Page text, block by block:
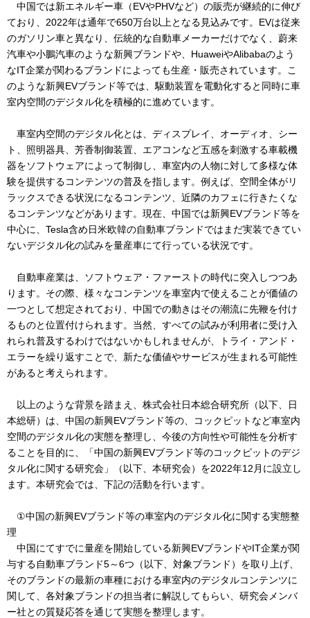
中国では新エネルギー車（EVやPHVなど）の販売が継続的に伸び
ており、2022年は通年で650万台以上となる見込みです。EVは従来
のガソリン車と異なり、伝統的な自動車メーカーだけでなく、蔚来
汽車や小鵬汽車のような新興ブランドや、HuaweiやAlibabaのよう
なIT企業が関わるブランドによっても生産・販売されています。こ
のような新興EVブランド等では、駆動装置を電動化すると同時に車
室内空間のデジタル化を積極的に進めています。
車室内空間のデジタル化とは、ディスプレイ、オーディオ、シー
ト、照明器具、芳香制御装置、エアコンなど五感を刺激する車載機
器をソフトウェアによって制御し、車室内の人物に対して多様な体
験を提供するコンテンツの普及を指します。例えば、空間全体がリ
ラックスできる状況になるコンテンツ、近隣のカフェに行きたくな
るコンテンツなどがあります。現在、中国では新興EVブランド等を
中心に、Tesla含め日米欧韓の自動車ブランドではまだ実装できてい
ないデジタル化の試みを量産車にて行っている状況です。
自動車産業は、ソフトウェア・ファーストの時代に突入しつつあ
ります。その際、様々なコンテンツを車室内で使えることが価値の
一つとして想定されており、中国での動きはその潮流に先鞭を付け
るものと位置付けられます。当然、すべての試みが利用者に受け入
れられ普及するわけではないかもしれませんが、トライ・アンド・
エラーを繰り返すことで、新たな価値やサービスが生まれる可能性
があると考えられます。
以上のような背景を踏まえ、株式会社日本総合研究所（以下、日
本総研）は、中国の新興EVブランド等の、コックピットなど車室内
空間のデジタル化の実態を整理し、今後の方向性や可能性を分析す
ることを目的に、「中国の新興EVブランド等のコックピットのデジ
タル化に関する研究会」（以下、本研究会）を2022年12月に設立し
ます。本研究会では、下記の活動を行います。
①中国の新興EVブランド等の車室内のデジタル化に関する実態整
理
中国にてすでに量産を開始している新興EVブランドやIT企業が関
与する自動車ブランド5～6つ（以下、対象ブランド）を取り上げ、
そのブランドの最新の車種における車室内のデジタルコンテンツに
関して、各対象ブランドの担当者に解説してもらい、研究会メンバ
ー社との質疑応答を通じて実態を整理します。